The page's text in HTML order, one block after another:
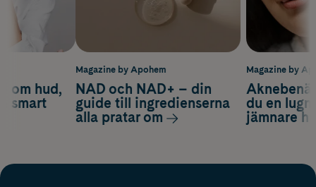
Magazine by
du en
jämnare
om hud,
smart
Magazine by Apohem
NAD och NAD+ – din
guide till ingredienserna
alla pratar om